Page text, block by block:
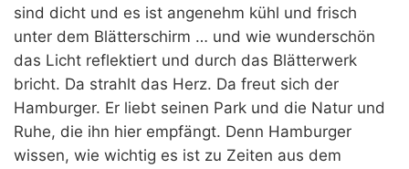
sind dicht und es ist angenehm kühl und frisch
unter dem Blätterschirm … und wie wunderschön
das Licht reflektiert und durch das Blätterwerk
bricht. Da strahlt das Herz. Da freut sich der
Hamburger. Er liebt seinen Park und die Natur und
Ruhe, die ihn hier empfängt. Denn Hamburger
wissen, wie wichtig es ist zu Zeiten aus dem